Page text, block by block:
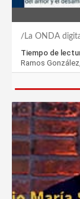
La ONDA
Tiempo de
Ramos